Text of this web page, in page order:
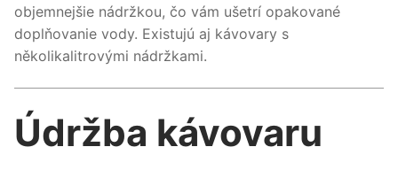
objemnejšie nádržkou, čo vám ušetrí opakované
doplňovanie vody. Existujú aj kávovary s
několikalitrovými nádržkami.
Údržba kávovaru